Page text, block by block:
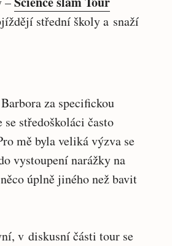
střední školy a snaží
za specifickou
středoškoláci často
mě byla veliká výzva se
vystoupení narážky na
úplně jiného než bavit
v diskusní části tour se